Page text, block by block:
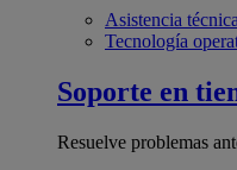
Asistencia
Tecnología
Soporte en
Resuelve problemas